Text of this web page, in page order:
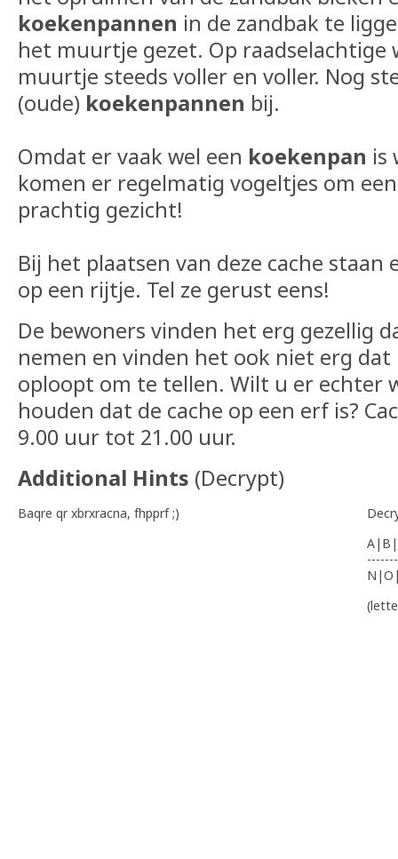
koekenpannen in de zandbak te
het muurtje gezet. Op raadselachtige
muurtje steeds voller en voller. Nog
(oude) koekenpannen bij.
Omdat er vaak wel een koekenpan is
komen er regelmatig vogeltjes om
prachtig gezicht!
Bij het plaatsen van deze cache staan
op een rijtje. Tel ze gerust eens!
De bewoners vinden het erg gezellig
nemen en vinden het ook niet erg
oploopt om te tellen. Wilt u er echter
houden dat de cache op een erf is?
9.00 uur tot 21.00 uur.
Additional Hints (Decrypt)
Baqre qr xbrxracna, fhpprf ;)